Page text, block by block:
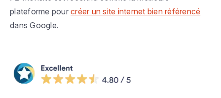
plateforme pour créer un site internet bien référencé
dans Google.